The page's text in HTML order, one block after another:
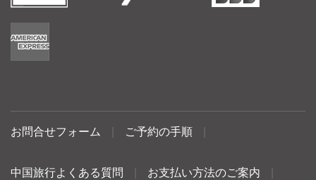
お問合せフォーム ご予約の手順
中国旅行よくある質問 お支払い方法のご案内